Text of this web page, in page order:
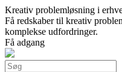
Kreativ problemløsning i
Få redskaber til kreativ
komplekse udfordringer.
Få adgang